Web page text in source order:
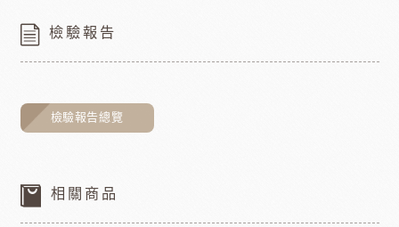
檢驗報告
檢驗報告總覽
相關商品